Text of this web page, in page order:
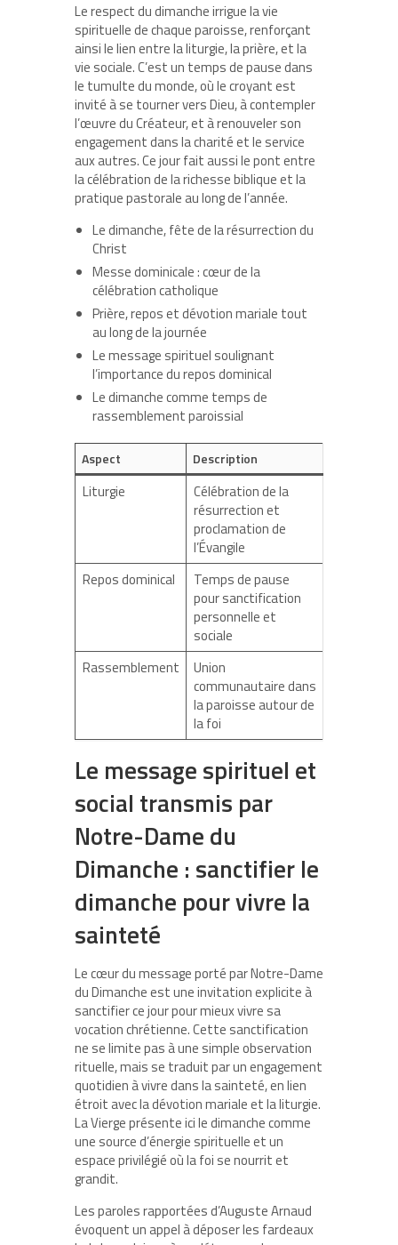
Le respect du dimanche irrigue la vie
spirituelle de chaque paroisse, renforçant
ainsi le lien entre la liturgie, la prière, et la
vie sociale. C’est un temps de pause dans
le tumulte du monde, où le croyant est
invité à se tourner vers Dieu, à contempler
l’œuvre du Créateur, et à renouveler son
engagement dans la charité et le service
aux autres. Ce jour fait aussi le pont entre
la célébration de la richesse biblique et la
pratique pastorale au long de l’année.
Le dimanche, fête de la résurrection du
Christ
Messe dominicale : cœur de la
célébration catholique
Prière, repos et dévotion mariale tout
au long de la journée
Le message spirituel soulignant
l’importance du repos dominical
Le dimanche comme temps de
rassemblement paroissial
Aspect Description
Liturgie
Célébration de la
résurrection et
proclamation de
l’Évangile
Repos dominical
Temps de pause
pour sanctification
personnelle et
sociale
Rassemblement
Union
communautaire dans
la paroisse autour de
la foi
Le message spirituel et
social transmis par
Notre-Dame du
Dimanche : sanctifier le
dimanche pour vivre la
sainteté
Le cœur du message porté par Notre-Dame
du Dimanche est une invitation explicite à
sanctifier ce jour pour mieux vivre sa
vocation chrétienne. Cette sanctification
ne se limite pas à une simple observation
rituelle, mais se traduit par un engagement
quotidien à vivre dans la sainteté, en lien
étroit avec la dévotion mariale et la liturgie.
La Vierge présente ici le dimanche comme
une source d’énergie spirituelle et un
espace privilégié où la foi se nourrit et
grandit.
Les paroles rapportées d’Auguste Arnaud
évoquent un appel à déposer les fardeaux